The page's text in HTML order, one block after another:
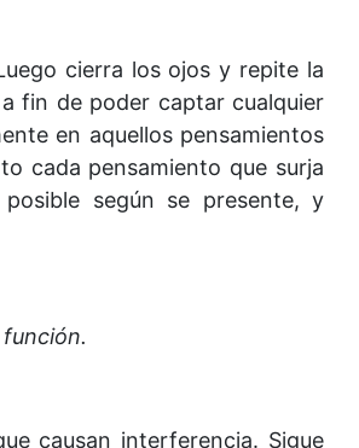
cierra los ojos y repite la
fin de poder captar cualquier
en aquellos pensamientos
cada pensamiento que surja
según se presente, y
causan interferencia. Sigue